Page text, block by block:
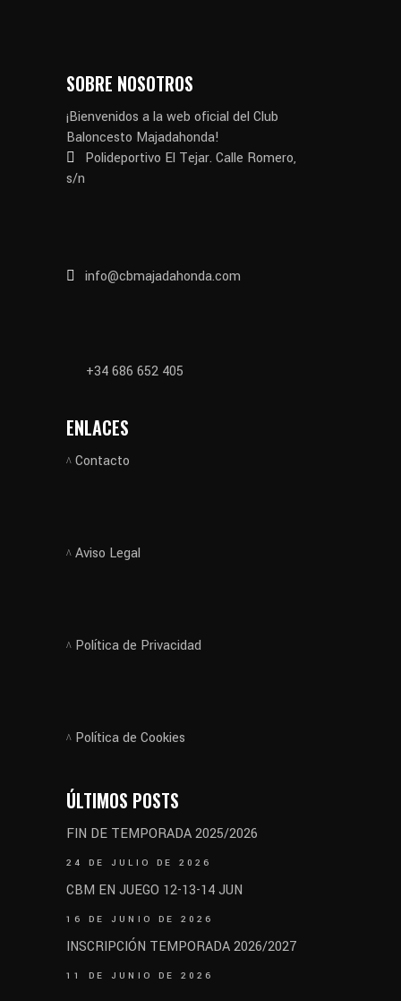
SOBRE NOSOTROS
¡Bienvenidos a la web oficial del Club
Baloncesto Majadahonda!
Polideportivo El Tejar. Calle Romero,
s/n
info@cbmajadahonda.com
+34 686 652 405
ENLACES
Contacto
Aviso Legal
Política de Privacidad
Política de Cookies
ÚLTIMOS POSTS
FIN DE TEMPORADA 2025/2026
24 DE JULIO DE 2026
CBM EN JUEGO 12-13-14 JUN
16 DE JUNIO DE 2026
INSCRIPCIÓN TEMPORADA 2026/2027
11 DE JUNIO DE 2026